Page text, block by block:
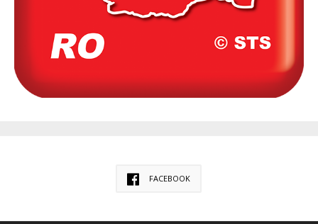
FACEBOOK